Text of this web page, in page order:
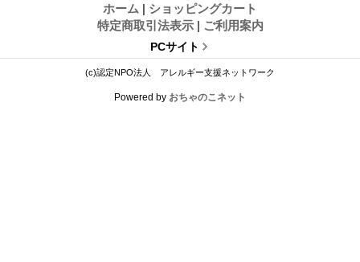
ホーム | ショッピングカート
特定商取引法表示 | ご利用案内
PCサイト
(c)認定NPO法人 アレルギー支援ネットワーク
Powered by おちゃのこネット